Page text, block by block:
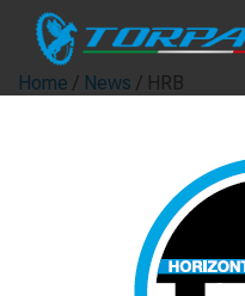
Home / News / HRB